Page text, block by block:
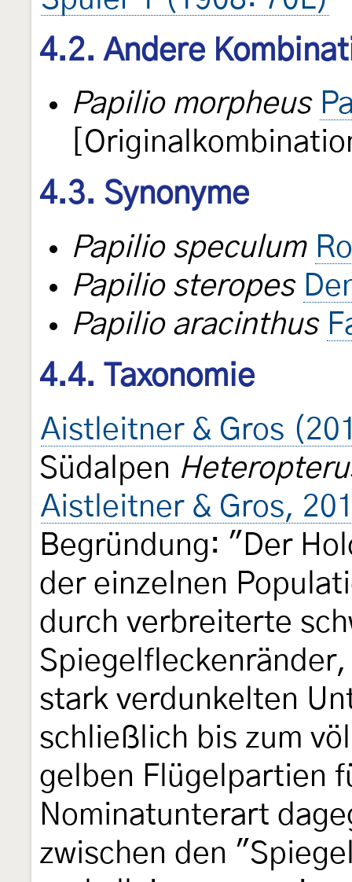
4.2. Andere
Papilio morpheus
4.3. Synonyme
Papilio speculum
Papilio steropes
Papilio aracinthus
4.4. Taxonomie
Aistleitner & Gros
Südalpen
Aistleitner & Gros,
Begründung: "Der
der einzelnen
durch verbreiterte
stark verdunkelten
schließlich bis zum
gelben Flügelpartien
Nominatunterart
zwischen den